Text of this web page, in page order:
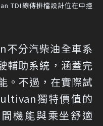
TDI線傳排檔設計位在中控
分汽柴油全車系
輔助系統，涵蓋完
。不過，在實際試
獨特價值的
機能與乘坐舒適